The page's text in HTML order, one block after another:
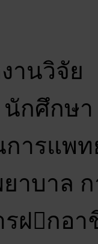
งานวิ
กศึกษ
ารแพท
าบาล
รฝกอ